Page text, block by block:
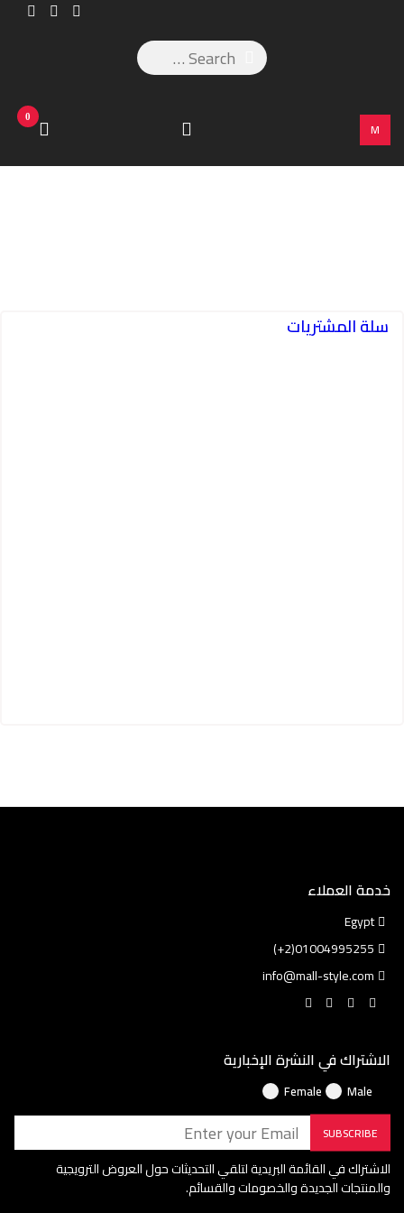
M
0
سلة المشتريات
خدمة العملاء
Egypt
01004995255(2+)
info@mall-style.com
الاشتراك في النشرة الإخبارية
Male
Female
SUBSCRIBE
الاشتراك في القائمة البريدية لتلقي التحديثات حول العروض الترويجية
والمنتجات الجديدة والخصومات والقسائم.